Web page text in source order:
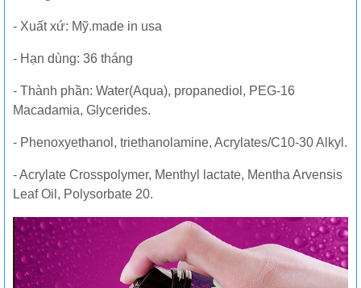
- Xuất xứ: Mỹ.made in usa
- Hạn dùng: 36 tháng
- Thành phần: Water(Aqua), propanediol, PEG-16
Macadamia, Glycerides.
- Phenoxyethanol, triethanolamine, Acrylates/C10-30 Alkyl.
- Acrylate Crosspolymer, Menthyl lactate, Mentha Arvensis
Leaf Oil, Polysorbate 20.